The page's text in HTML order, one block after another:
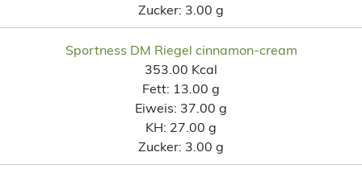
Zucker: 3.00 g
Sportness DM Riegel cinnamon-cream
353.00 Kcal
Fett: 13.00 g
Eiweis: 37.00 g
KH: 27.00 g
Zucker: 3.00 g